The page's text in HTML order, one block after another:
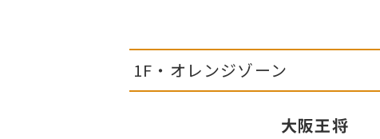
1F・オレンジゾーン
大阪王将